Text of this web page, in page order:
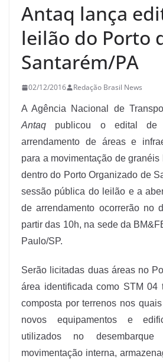
Antaq lança
leilão do Porto
Santarém/PA
02/12/2016 Redação Brasil News
A Agência Nacional de
Antaq publicou o edital de
arrendamento de áreas e
para a movimentação de
dentro do Porto Organizado de
sessão pública do leilão e a
de arrendamento ocorrerão no
partir das 10h, na sede da
Paulo/SP.
Serão licitadas duas áreas no
área identificada como STM 04
composta por terrenos nos
novos equipamentos e
utilizados no desembarque
movimentação interna,